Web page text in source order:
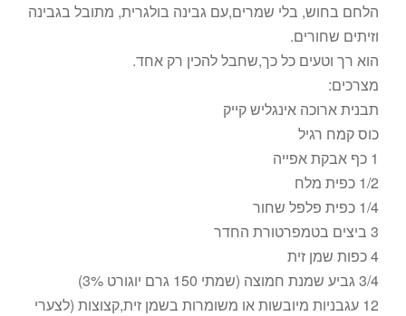
הלחם בחוש, בלי שמרים,עם גבינה בולגרית, מתובל בגבינה
וזיתים שחורים.
הוא רך וטעים כל כך,שחבל להכין רק אחד.
מצרכים:
תבנית ארוכה אינגליש קייק
כוס קמח רגיל
1 כף אבקת אפייה
1/2 כפית מלח
1/4 כפית פלפל שחור
3 ביצים בטמפרטורת החדר
4 כפות שמן זית
3/4 גביע שמנת חמוצה (שמתי 150 גרם יוגורט 3%)
12 עגבניות מיובשות או משומרות בשמן זית,קצוצות (לצערי